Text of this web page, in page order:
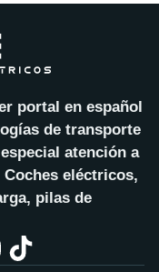
portal en español
de transporte
atención a
eléctricos,
pilas de